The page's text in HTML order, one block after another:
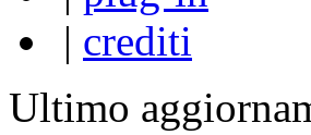
| crediti
Ultimo